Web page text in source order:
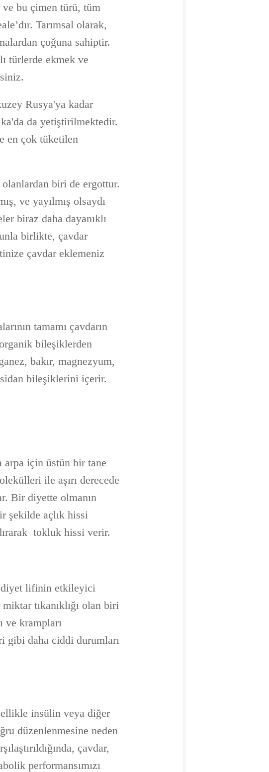
bu çimen türü, tüm
Tarımsal olarak,
çoğuna sahiptir.
türlerde ekmek ve
Rusya'ya kadar
da yetiştirilmektedir.
en çok tüketilen
biri de ergottur.
ve yayılmış olsaydı
biraz daha dayanıklı
birlikte, çavdar
çavdar eklemeniz
tamamı çavdarın
bileşiklerden
bakır, magnezyum,
bileşiklerini içerir.
arpa için üstün bir tane
ile aşırı derecede
Bir diyette olmanın
şekilde açlık hissi
tokluk hissi verir.
diyet lifinin etkileyici
tıkanıklığı olan biri
ve krampları
gibi daha ciddi durumları
insülin veya diğer
düzenlenmesine neden
çavdar,
performansımızı